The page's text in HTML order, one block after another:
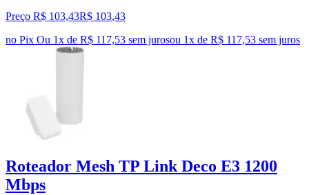
Preço R$ 103,43R$ 103,43
no Pix Ou 1x de R$ 117,53 sem jurosou 1x de R$ 117,53 sem juros
Roteador Mesh TP Link Deco E3 1200
Mbps